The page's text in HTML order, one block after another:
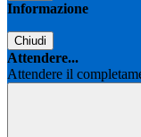
Informazione
Chiudi
Attendere...
Attendere il